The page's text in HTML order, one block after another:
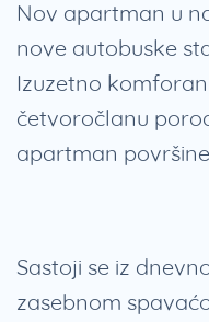
Nov apartman u
nove autobuske
Izuzetno
četvoročlanu
apartman
Sastoji se iz
zasebnom